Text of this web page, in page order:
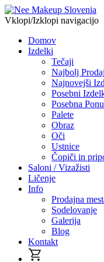
Vklopi/Izklopi navigacijo
Domov
Izdelki
Tečaji
Najbolj
Najnovejši
Posebni
Posebna
Palete
Obraz
Oči
Ustnice
Čopiči in
Saloni / Vizažisti
Ličenje
Info
Prodajna
Sodelovanje
Galerija
Blog
Kontakt